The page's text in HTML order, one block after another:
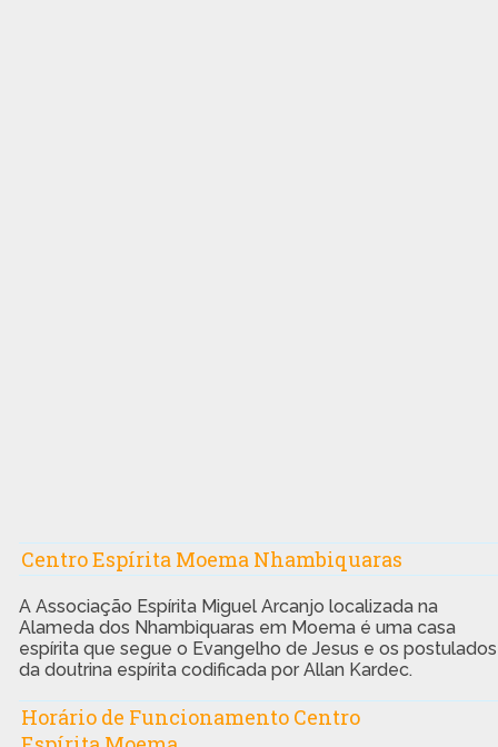
Centro Espírita Moema Nhambiquaras
A Associação Espírita Miguel Arcanjo localizada na
Alameda dos Nhambiquaras em Moema é uma casa
espírita que segue o Evangelho de Jesus e os postulados
da doutrina espírita codificada por Allan Kardec.
Horário de Funcionamento Centro